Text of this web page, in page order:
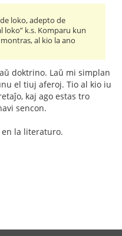
loko, adepto de
k.s. Komparu kun
al kio la ano
doktrino. Laŭ mi simplan
el tiuj aferoj. Tio al kio iu
kaj ago estas tro
sencon.
la literaturo.